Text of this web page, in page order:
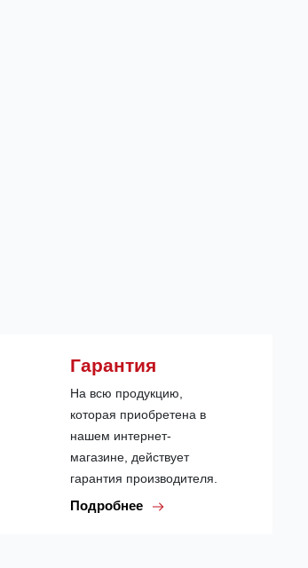
Гарантия
На всю продукцию,
которая приобретена в
нашем интернет-
магазине, действует
гарантия производителя.
Подробнее